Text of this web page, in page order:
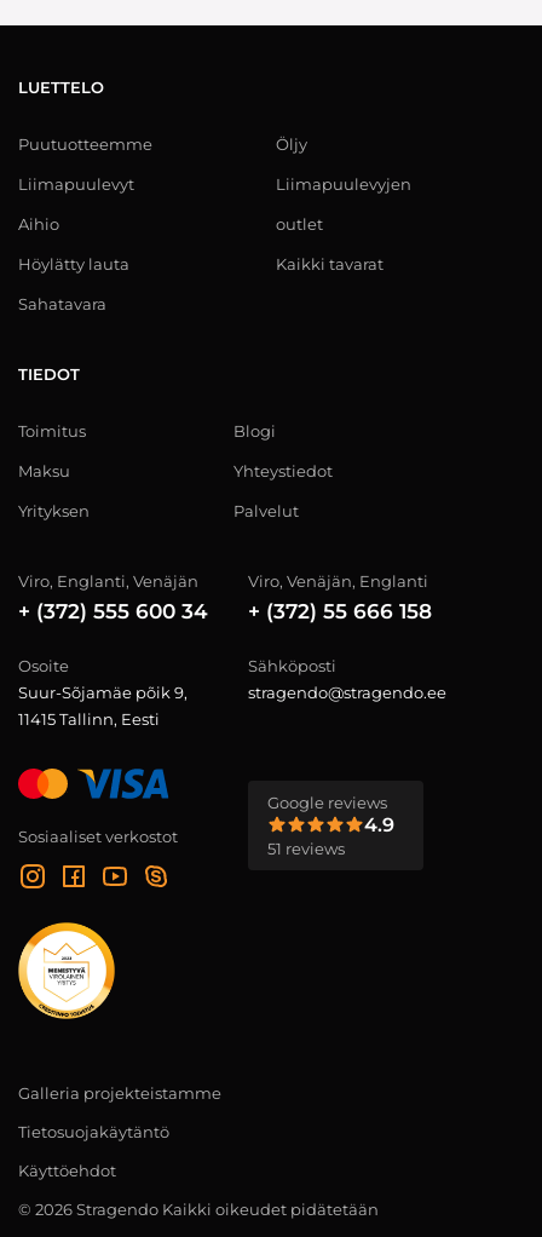
LUETTELO
Puutuotteemme
Liimapuulevyt
Aihio
Höylätty lauta
Sahatavara
Öljy
Liimapuulevyjen
outlet
Kaikki tavarat
TIEDOT
Toimitus
Maksu
Yrityksen
Blogi
Yhteystiedot
Palvelut
Viro, Englanti, Venäjän
+ (372) 555 600 34
Viro, Venäjän, Englanti
+ (372) 55 666 158
Osoite
Suur-Sõjamäe põik 9,
11415 Tallinn, Eesti
Sähköposti
stragendo@stragendo.ee
Sosiaaliset verkostot
Google reviews
4.9
51 reviews
Galleria projekteistamme
Tietosuojakäytäntö
Käyttöehdot
© 2026 Stragendo Kaikki oikeudet pidätetään